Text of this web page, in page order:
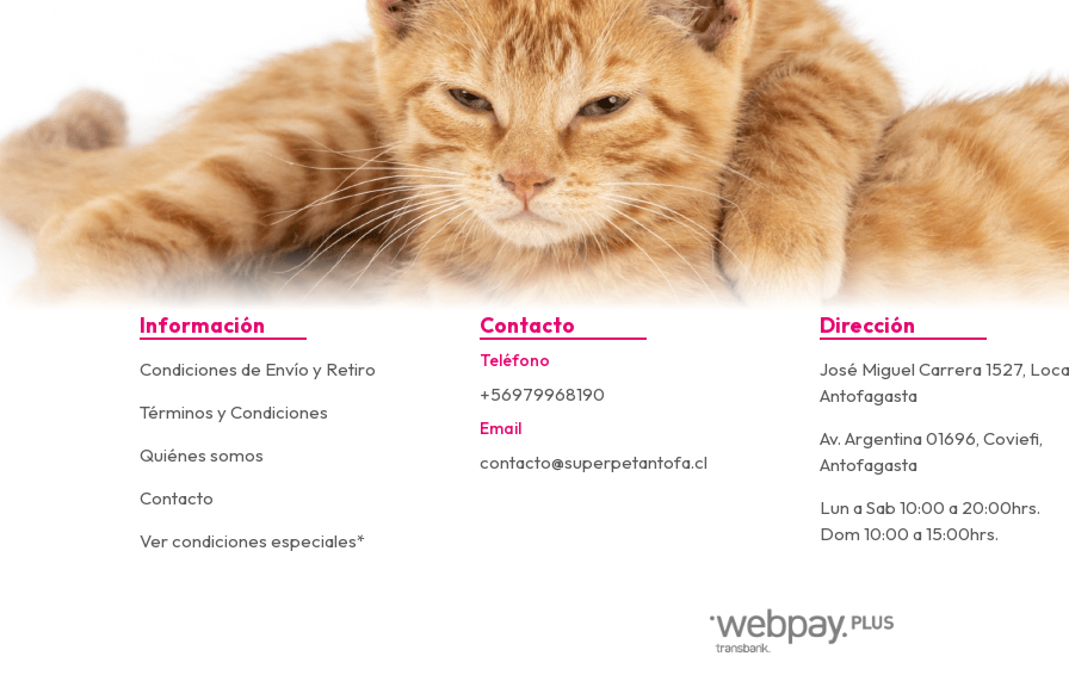
Información
Condiciones de Envío y Retiro
Términos y Condiciones
Quiénes somos
Contacto
Ver condiciones especiales*
Contacto
Teléfono
+56979968190
Email
contacto@superpetantofa.cl
Dirección
José Miguel Carrera 1527,
Antofagasta
Av. Argentina 01696, Coviefi,
Antofagasta
Lun a Sab 10:00 a 20:00hrs.
Dom 10:00 a 15:00hrs.